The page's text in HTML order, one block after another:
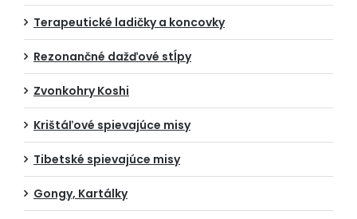
Terapeutické ladičky a koncovky
Rezonančné dažďové stĺpy
Zvonkohry Koshi
Krištáľové spievajúce misy
Tibetské spievajúce misy
Gongy, Kartálky